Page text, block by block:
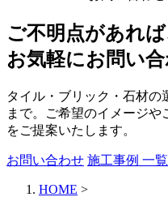
ご不明点があれば
お気軽にお問い合
タイル・ブリック・石材の
まで。ご希望のイメージ
をご提案いたします。
お問い合わせ 施工事例 一
HOME >